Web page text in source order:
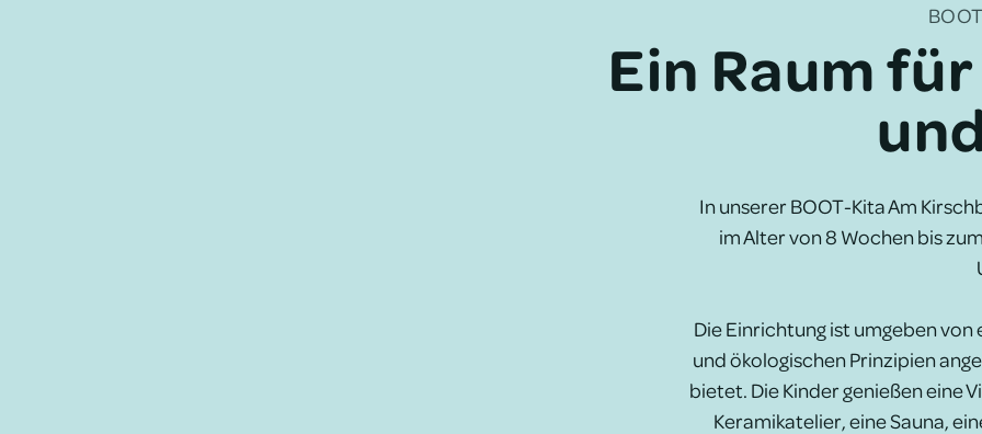
Ein Raum
In unserer BOOT-Kita Am
im Alter von 8 Wochen bis
Die Einrichtung ist umgeben
und ökologischen Prinzipien
bietet. Die Kinder genießen eine
Keramikatelier, eine Sauna,